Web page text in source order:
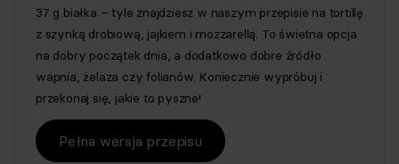
37 g białka – tyle znajdziesz w naszym przepisie na tortillę
z szynką drobiową, jajkiem i mozzarellą. To świetna opcja
na dobry początek dnia, a dodatkowo dobre źródło
wapnia, żelaza czy folianów. Koniecznie wypróbuj i
przekonaj się, jakie to pyszne!
Pełna wersja przepisu